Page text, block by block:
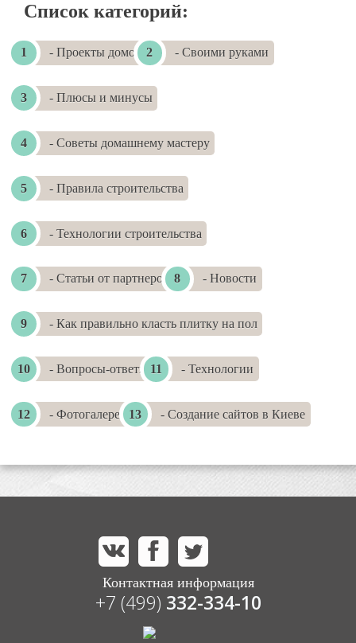
Список категорий:
- Проекты домов - Своими руками
- Плюсы и минусы
- Советы домашнему мастеру
- Правила строительства
- Технологии строительства
- Статьи от партнеров - Новости
- Как правильно класть плитку на пол
- Вопросы-ответы - Технологии
- Фотогалереи - Создание сайтов в Киеве
Контактная информация
+7 (499) 332-334-10